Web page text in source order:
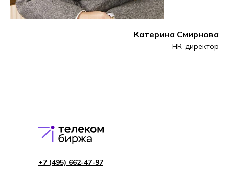
Катерина Смирнова
HR-директор
+7 (495) 662-4 7-97